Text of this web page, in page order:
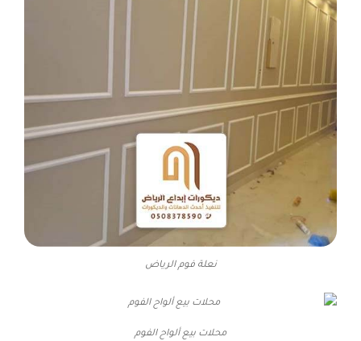
نعلة فوم الرياض
محلات بيع ألواح الفوم